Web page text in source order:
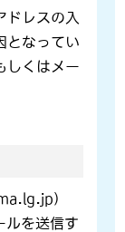
ドレスの入
となってい
しくはメー
ルを送信す